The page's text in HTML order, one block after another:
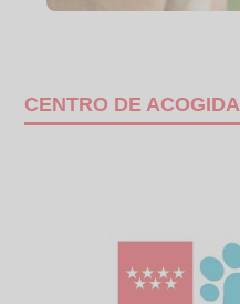
CENTRO DE ACOGIDA